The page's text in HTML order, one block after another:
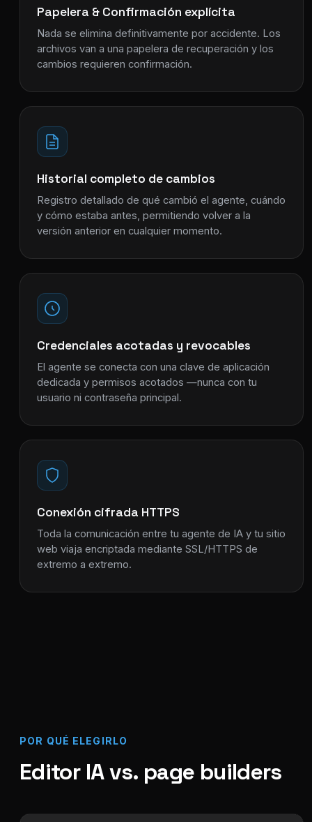
Papelera & Confirmación explícita
Nada se elimina definitivamente por accidente. Los
archivos van a una papelera de recuperación y los
cambios requieren confirmación.
Historial completo de cambios
Registro detallado de qué cambió el agente, cuándo
y cómo estaba antes, permitiendo volver a la
versión anterior en cualquier momento.
Credenciales acotadas y revocables
El agente se conecta con una clave de aplicación
dedicada y permisos acotados —nunca con tu
usuario ni contraseña principal.
Conexión cifrada HTTPS
Toda la comunicación entre tu agente de IA y tu sitio
web viaja encriptada mediante SSL/HTTPS de
extremo a extremo.
POR QUÉ ELEGIRLO
Editor IA vs. page builders